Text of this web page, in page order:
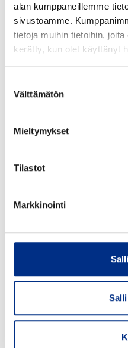
alan kumppaneillemme
sivustoamme.
tietoja muihin tietoihin,
kerätty, kun olet käyttänyt
valinta
Välttämätön
Mieltymykset
Tilastot
Markkinointi
200 ml
lasi PP28 ID19
Väri: ruskea